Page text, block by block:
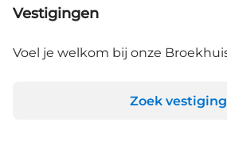
Vestigingen
Voel je welkom bij onze
Zoek vestiging